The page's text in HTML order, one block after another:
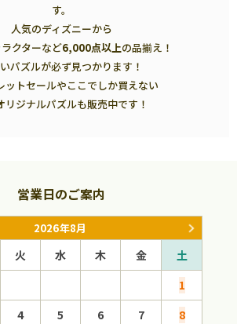
す。
人気のディズニーから
クターなど6,000点以上の品揃え！
パズルが必ず見つかります！
ットセールやここでしか買えない
リジナルパズルも販売中です！
営業日のご案内
2026年8月
火 水 木 金
土
1
4 5 6 7
8